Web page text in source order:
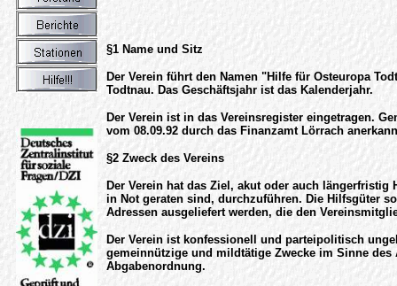
§1 Name und Sitz
Der Verein führt den Namen "Hilfe für Osteuropa
Todtnau. Das Geschäftsjahr ist das Kalenderjahr.
Der Verein ist in das Vereinsregister eingetragen.
vom 08.09.92 durch das Finanzamt Lörrach
§2 Zweck des Vereins
Der Verein hat das Ziel, akut oder auch
in Not geraten sind, durchzuführen. Die Hilfsgüter
Adressen ausgeliefert werden, die den
Der Verein ist konfessionell und parteipolitisch
gemeinnützige und mildtätige Zwecke im Sinne
Abgabenordnung.